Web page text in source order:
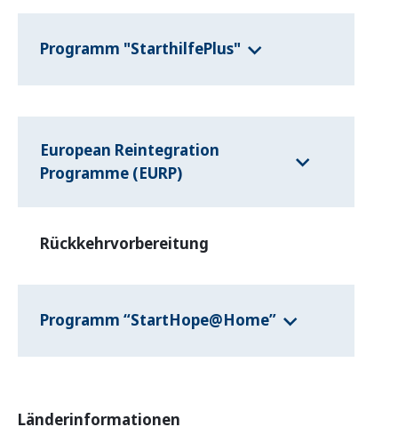
Programm "StarthilfePlus"
European Reintegration
Programme (EURP)
Rückkehrvorbereitung
Programm “StartHope@Home”
Länderinformationen